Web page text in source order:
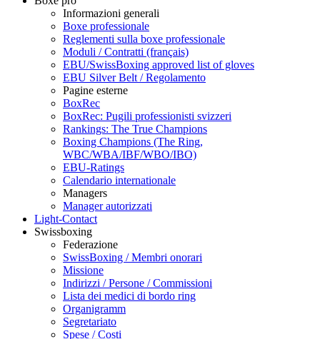
Informazioni generali
Boxe professionale
Reglementi sulla boxe professionale
Moduli / Contratti (français)
EBU/SwissBoxing approved list of gloves
EBU Silver Belt / Regolamento
Pagine esterne
BoxRec
BoxRec: Pugili professionisti svizzeri
Rankings: The True Champions
Boxing Champions (The Ring,
WBC/WBA/IBF/WBO/IBO)
EBU-Ratings
Calendario internationale
Managers
Manager autorizzati
Light-Contact
Swissboxing
Federazione
SwissBoxing / Membri onorari
Missione
Indirizzi / Persone / Commissioni
Lista dei medici di bordo ring
Organigramm
Segretariato
Spese / Costi